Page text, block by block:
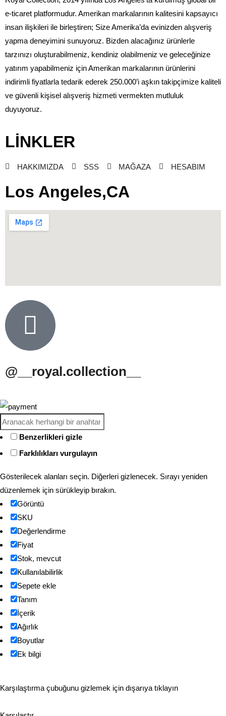
e-ticaret platformudur. Amerikan markalarının kalitesini kapsayıcı
insan ilişkileri ile birleştiren; Size Amerika’da evinizden alışveriş
yapma deneyimini sunuyoruz. Bizden alacağınız ürünlerle
tarzınızı oluşturabilmeniz, kendiniz olabilmeniz ve geleceğinize
yatırım yapabilmeniz için Amerikan markalarının ürünlerini
indirimli fiyatlarla tedarik ederek 250.000’i aşkın takipçimize kaliteli
ve güvenli kişisel alışveriş hizmeti vermekten mutluluk
duyuyoruz.
LİNKLER
HAKKIMIZDA SSS MAĞAZA HESABIM
Los Angeles,CA
@__royal.collection__
Benzerlikleri gizle
Farklılıkları vurgulayın
Gösterilecek alanları seçin. Diğerleri gizlenecek. Sırayı yeniden
düzenlemek için sürükleyip bırakın.
Görüntü
SKU
Değerlendirme
Fiyat
Stok, mevcut
Kullanılabilirlik
Sepete ekle
Tanım
İçerik
Ağırlık
Boyutlar
Ek bilgi
Karşılaştırma çubuğunu gizlemek için dışarıya tıklayın